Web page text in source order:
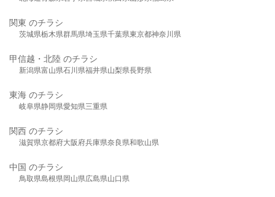
関東 のチラシ
茨城県栃木県群馬県埼玉県千葉県東京都神奈川県
甲信越・北陸 のチラシ
新潟県富山県石川県福井県山梨県長野県
東海 のチラシ
岐阜県静岡県愛知県三重県
関西 のチラシ
滋賀県京都府大阪府兵庫県奈良県和歌山県
中国 のチラシ
鳥取県島根県岡山県広島県山口県